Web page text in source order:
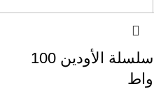
سلسلة الأودين 100
واط